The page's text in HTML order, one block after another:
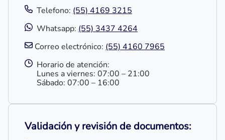
Telefono: (55) 4169 3215
Whatsapp: (55) 3437 4264
Correo electrónico: (55) 4160 7965
Horario de atención:
Lunes a viernes: 07:00 – 21:00
Sábado: 07:00 – 16:00​
Validación y revisión de documentos: